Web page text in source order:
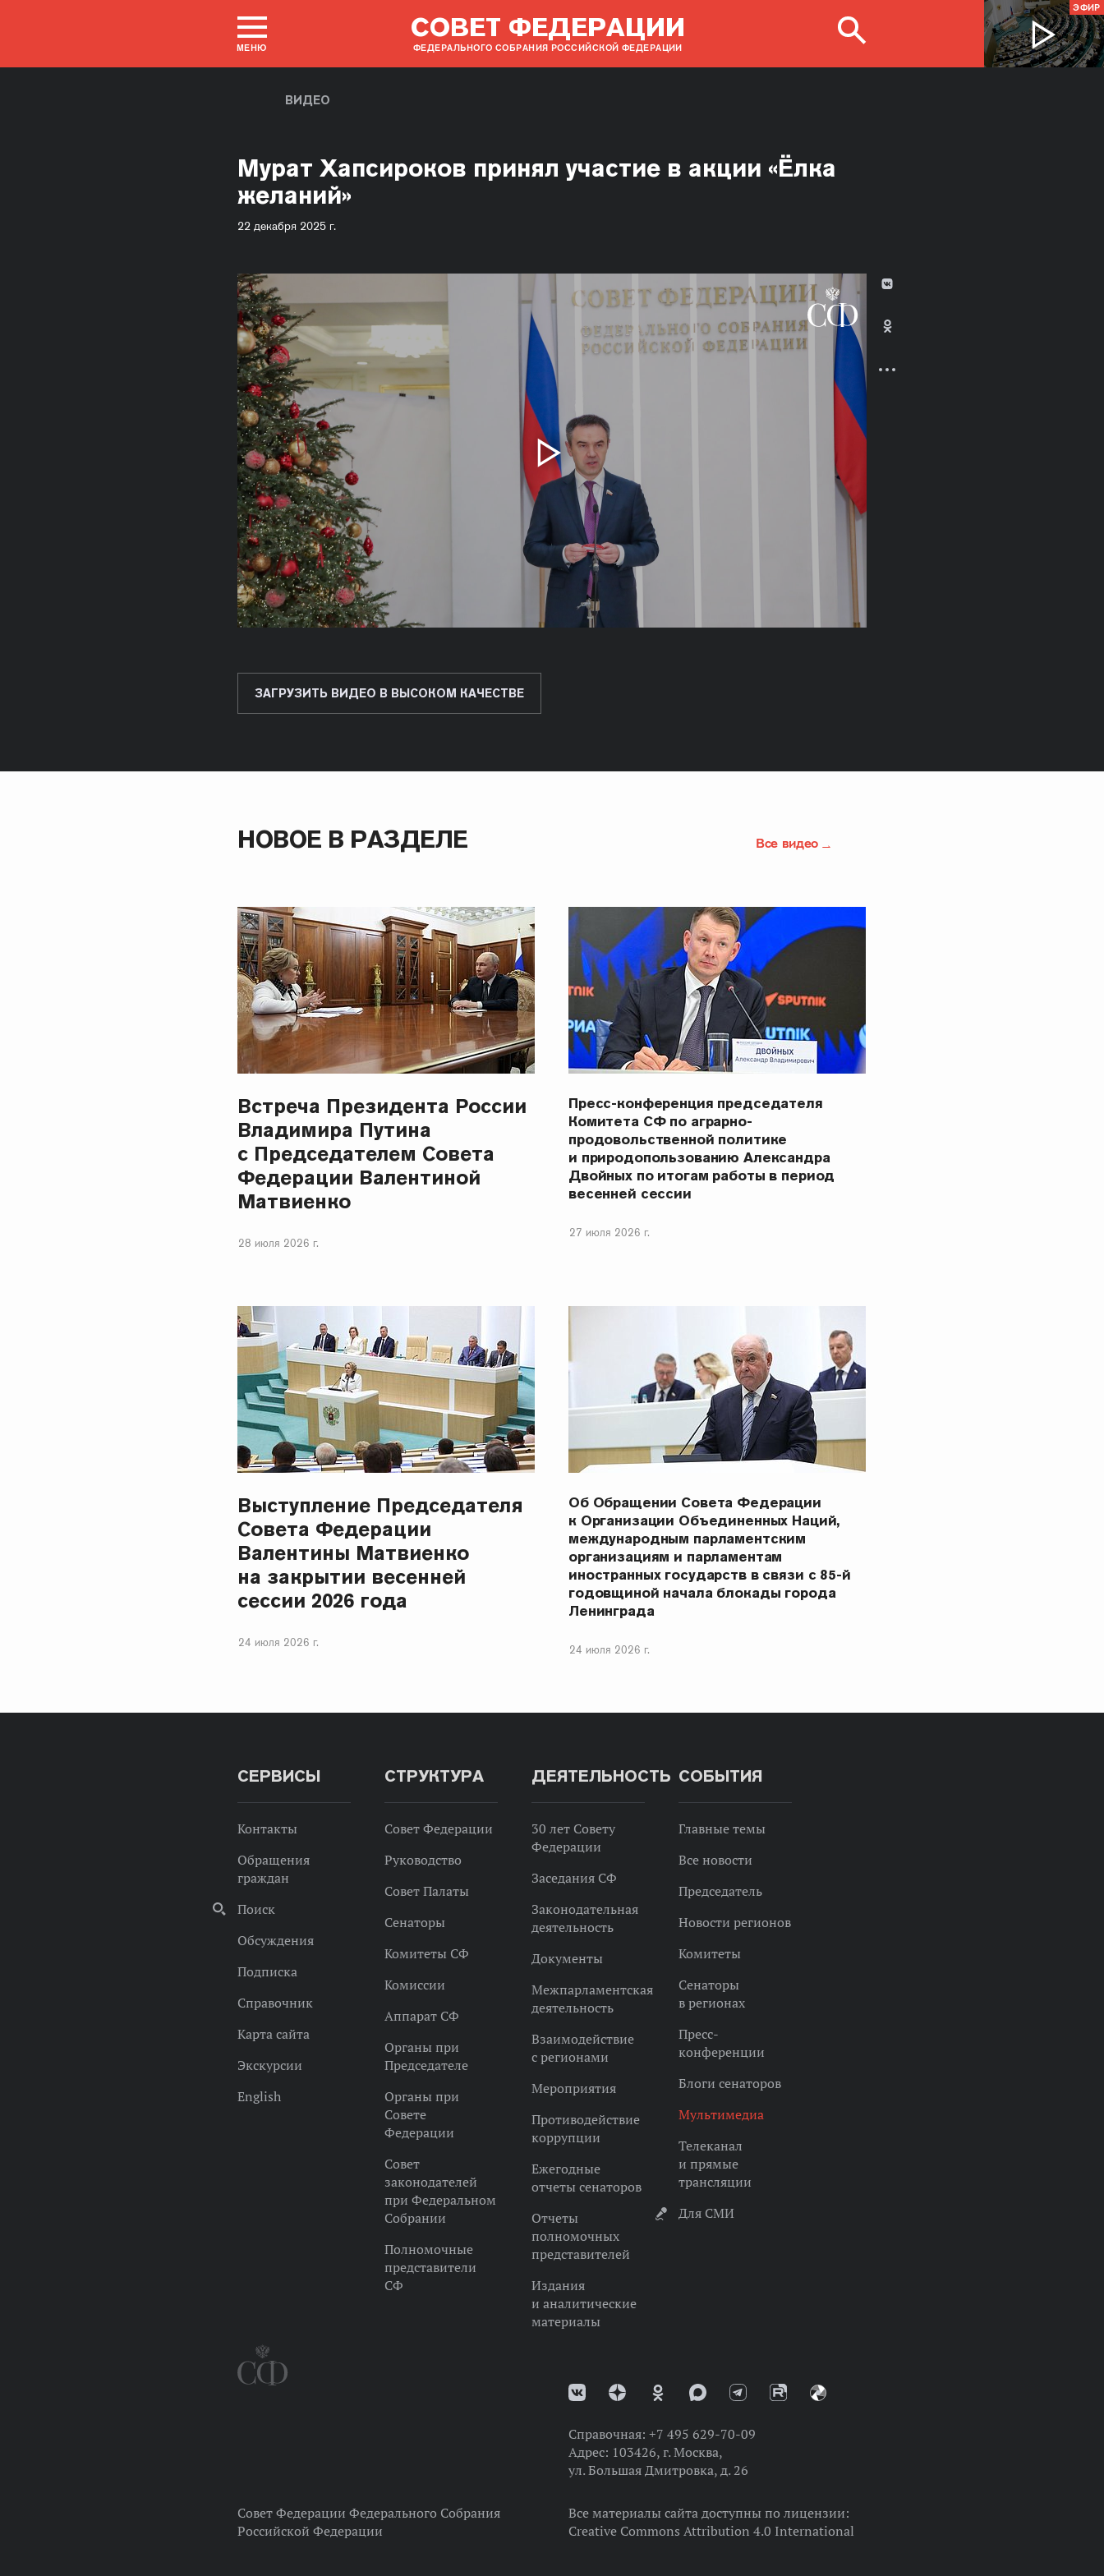
МЕНЮ
СОВЕТ ФЕДЕРАЦИИ
ФЕДЕРАЛЬНОГО СОБРАНИЯ РОССИЙСКОЙ ФЕДЕРАЦИИ
ЭФИР
ВИДЕО
Мурат Хапсироков принял участие в акции «Ёлка
желаний»
22 декабря 2025 г.
ЗАГРУЗИТЬ ВИДЕО В ВЫСОКОМ КАЧЕСТВЕ
НОВОЕ В РАЗДЕЛЕ Все видео
Встреча Президента России
Владимира Путина
с Председателем Совета
Федерации Валентиной
Матвиенко
28 июля 2026 г.
Пресс-конференция председателя
Комитета СФ по аграрно-
продовольственной политике
и природопользованию Александра
Двойных по итогам работы в период
весенней сессии
27 июля 2026 г.
Выступление Председателя
Совета Федерации
Валентины Матвиенко
на закрытии весенней
сессии 2026 года
24 июля 2026 г.
Об Обращении Совета Федерации
к Организации Объединенных Наций,
международным парламентским
организациям и парламентам
иностранных государств в связи с 85-й
годовщиной начала блокады города
Ленинграда
24 июля 2026 г.
СЕРВИСЫ
Контакты
Обращения
граждан
Поиск
Обсуждения
Подписка
Справочник
Карта сайта
Экскурсии
English
СТРУКТУРА
Совет Федерации
Руководство
Совет Палаты
Сенаторы
Комитеты СФ
Комиссии
Аппарат СФ
Органы при
Председателе
Органы при
Совете
Федерации
Совет
законодателей
при Федеральном
Собрании
Полномочные
представители
СФ
ДЕЯТЕЛЬНОСТЬ
30 лет Совету
Федерации
Заседания СФ
Законодательная
деятельность
Документы
Межпарламентская
деятельность
Взаимодействие
с регионами
Мероприятия
Противодействие
коррупции
Ежегодные
отчеты сенаторов
Отчеты
полномочных
представителей
Издания
и аналитические
материалы
СОБЫТИЯ
Главные темы
Все новости
Председатель
Новости регионов
Комитеты
Сенаторы
в регионах
Пресс-
конференции
Блоги сенаторов
Мультимедиа
Телеканал
и прямые
трансляции
Для СМИ
Справочная: +7 495 629-70-09
Адрес: 103426, г. Москва,
ул. Большая Дмитровка, д. 26
Совет Федерации Федерального Собрания
Российской Федерации
Все материалы сайта доступны по лицензии:
Creative Commons Attribution 4.0 International